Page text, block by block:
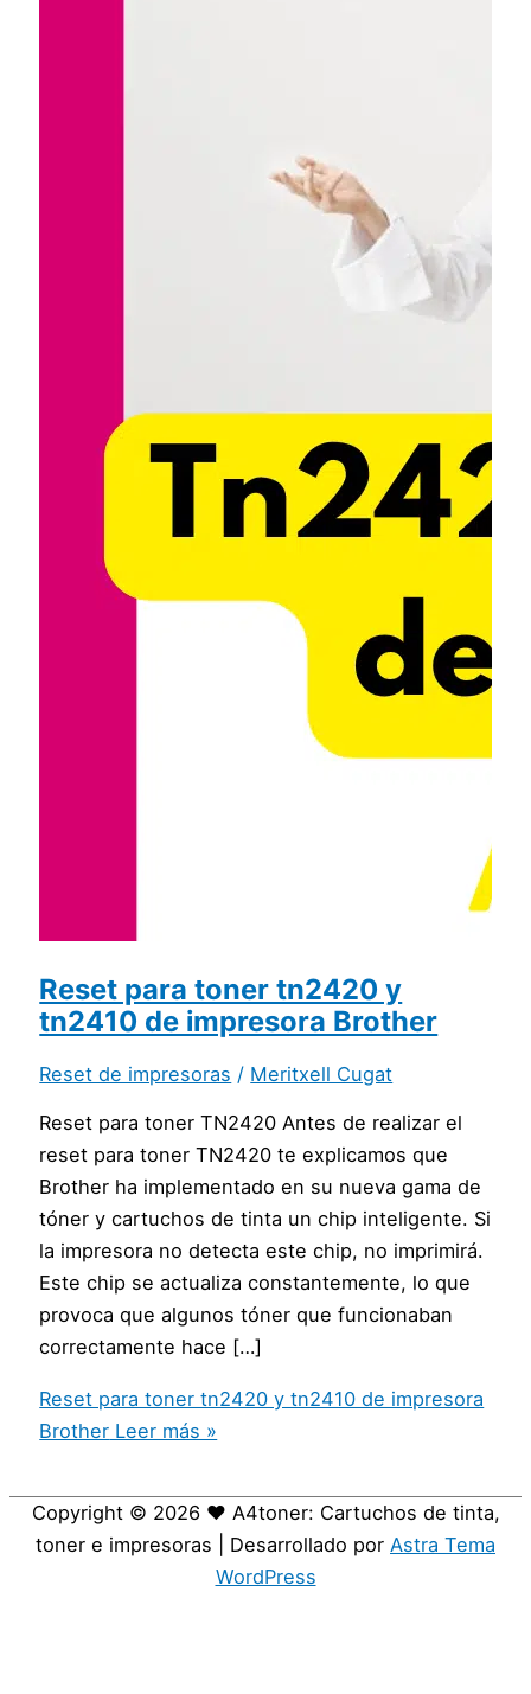
Reset para toner tn2420 y
tn2410 de impresora Brother
Reset de impresoras / Meritxell Cugat
Reset para toner TN2420 Antes de realizar el
reset para toner TN2420 te explicamos que
Brother ha implementado en su nueva gama de
tóner y cartuchos de tinta un chip inteligente. Si
la impresora no detecta este chip, no imprimirá.
Este chip se actualiza constantemente, lo que
provoca que algunos tóner que funcionaban
correctamente hace […]
Reset para toner tn2420 y tn2410 de impresora
Brother Leer más »
Copyright © 2026 ❤️ A4toner: Cartuchos de tinta,
toner e impresoras | Desarrollado por Astra Tema
WordPress